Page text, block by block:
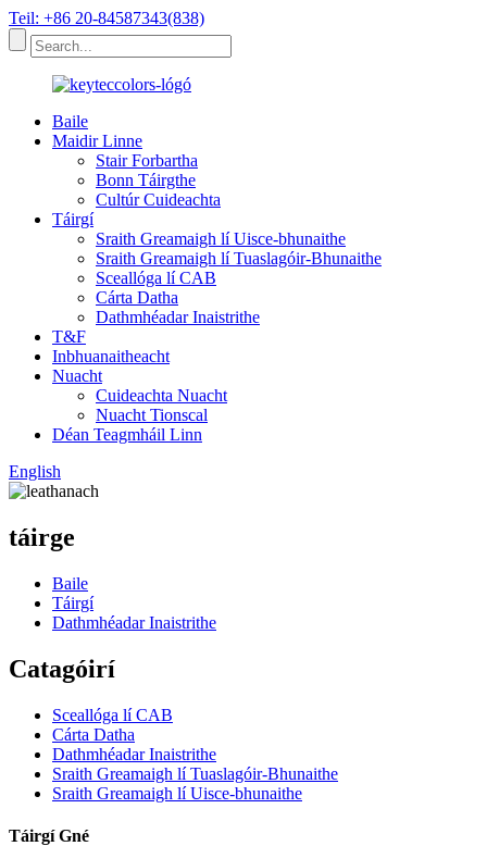
Teil: +86 20-84587343(838)
Baile
Maidir Linne
Stair Forbartha
Bonn Táirgthe
Cultúr Cuideachta
Táirgí
Sraith Greamaigh lí Uisce-bhunaithe
Sraith Greamaigh lí Tuaslagóir-Bhunaithe
Sceallóga lí CAB
Cárta Datha
Dathmhéadar Inaistrithe
T&F
Inbhuanaitheacht
Nuacht
Cuideachta Nuacht
Nuacht Tionscal
Déan Teagmháil Linn
English
táirge
Baile
Táirgí
Dathmhéadar Inaistrithe
Catagóirí
Sceallóga lí CAB
Cárta Datha
Dathmhéadar Inaistrithe
Sraith Greamaigh lí Tuaslagóir-Bhunaithe
Sraith Greamaigh lí Uisce-bhunaithe
Táirgí Gné